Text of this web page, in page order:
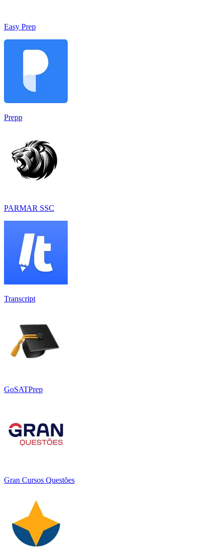
Easy Prep
Prepp
PARMAR SSC
Transcript
GoSATPrep
Gran Cursos Questões